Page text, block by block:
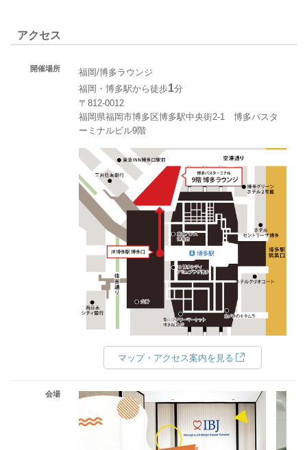
アクセス
開催場所
福岡/博多ラウンジ
福岡・博多駅から徒歩1分
〒812-0012
福岡県福岡市博多区博多駅中央街2-1 博多バスタ
ーミナルビル9階
マップ・アクセス案内を見る
会場